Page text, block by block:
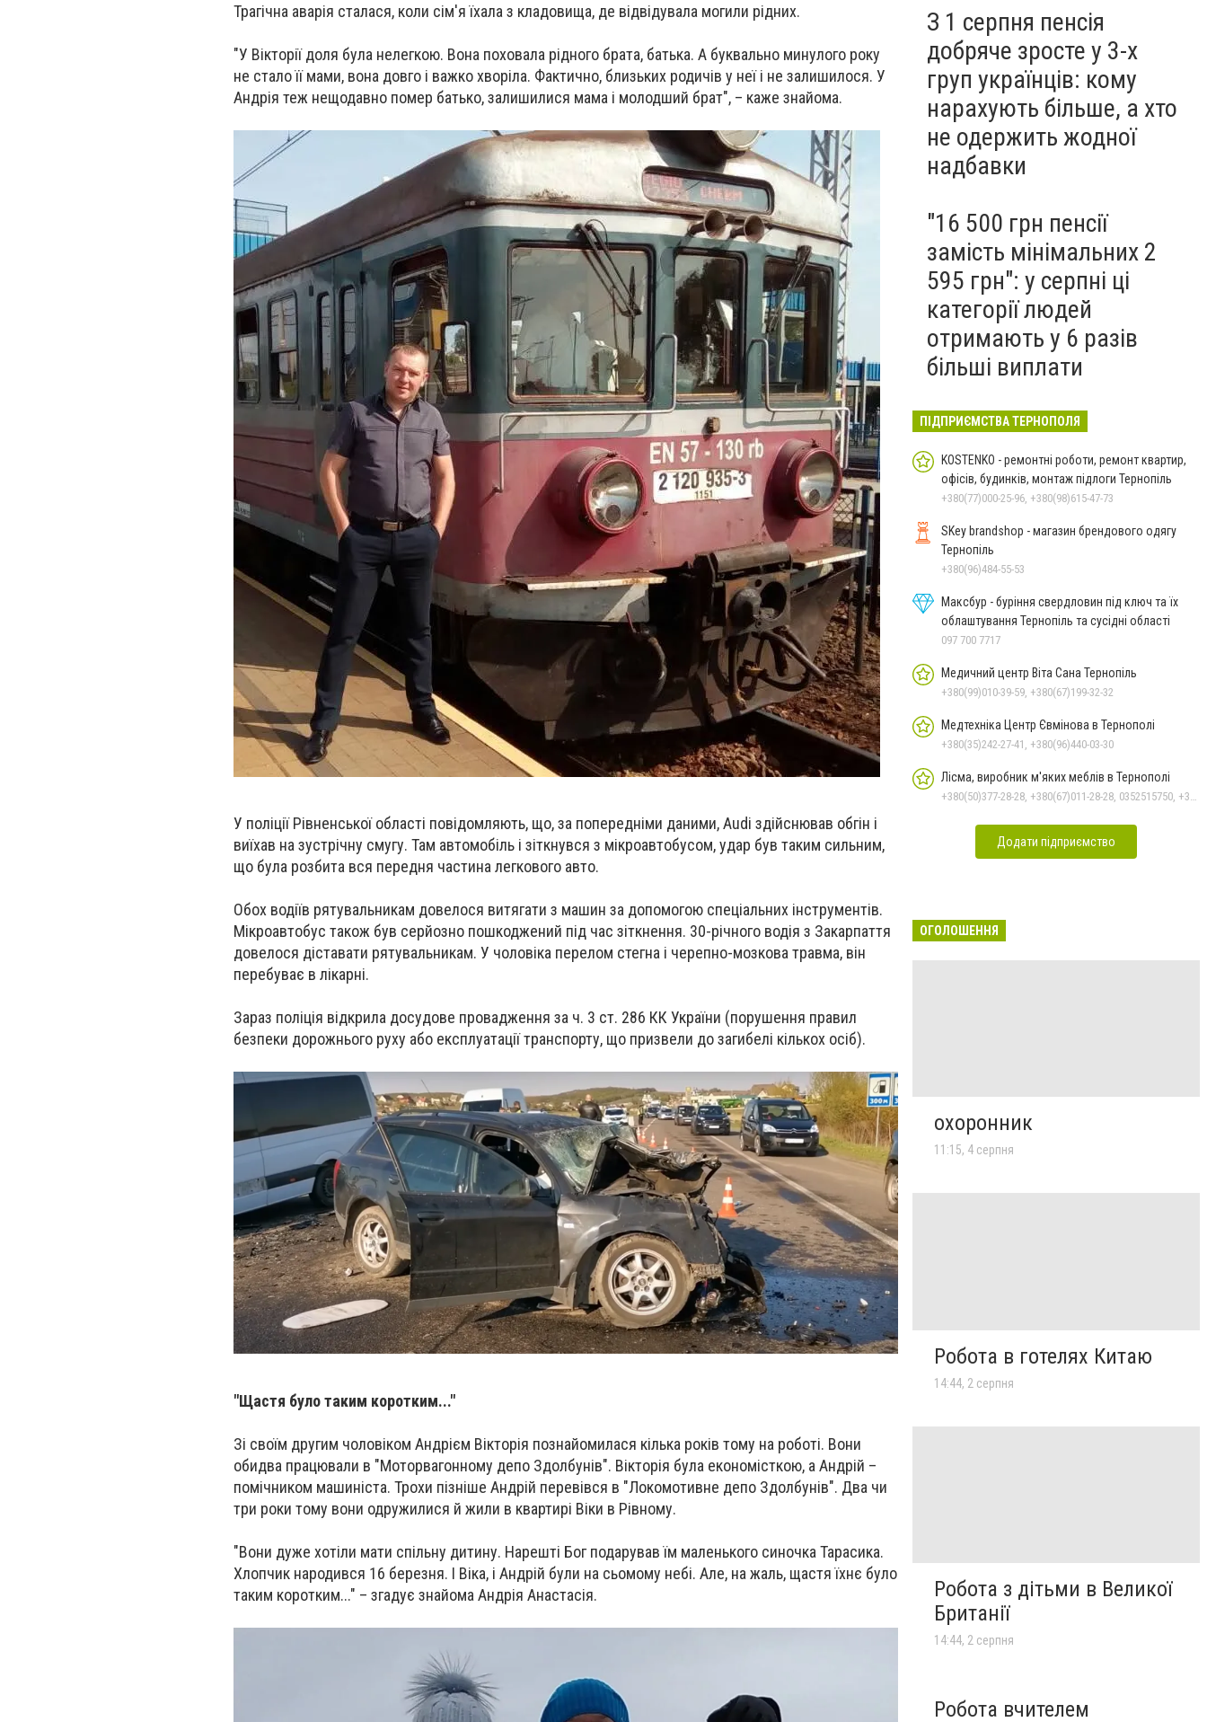
Трагічна аварія сталася, коли сім'я їхала з кладовища, де відвідувала могили рідних.
"У Вікторії доля була нелегкою. Вона поховала рідного брата, батька. А буквально минулого року
не стало її мами, вона довго і важко хворіла. Фактично, близьких родичів у неї і не залишилося. У
Андрія теж нещодавно помер батько, залишилися мама і молодший брат", – каже знайома.
У поліції Рівненської області повідомляють, що, за попередніми даними, Audi здійснював обгін і
виїхав на зустрічну смугу. Там автомобіль і зіткнувся з мікроавтобусом, удар був таким сильним,
що була розбита вся передня частина легкового авто.
Обох водіїв рятувальникам довелося витягати з машин за допомогою спеціальних інструментів.
Мікроавтобус також був серйозно пошкоджений під час зіткнення. 30-річного водія з Закарпаття
довелося діставати рятувальникам. У чоловіка перелом стегна і черепно-мозкова травма, він
перебуває в лікарні.
Зараз поліція відкрила досудове провадження за ч. 3 ст. 286 КК України (порушення правил
безпеки дорожнього руху або експлуатації транспорту, що призвели до загибелі кількох осіб).
"Щастя було таким коротким..."
Зі своїм другим чоловіком Андрієм Вікторія познайомилася кілька років тому на роботі. Вони
обидва працювали в "Моторвагонному депо Здолбунів". Вікторія була економісткою, а Андрій –
помічником машиніста. Трохи пізніше Андрій перевівся в "Локомотивне депо Здолбунів". Два чи
три роки тому вони одружилися й жили в квартирі Віки в Рівному.
"Вони дуже хотіли мати спільну дитину. Нарешті Бог подарував їм маленького синочка Тарасика.
Хлопчик народився 16 березня. І Віка, і Андрій були на сьомому небі. Але, на жаль, щастя їхнє було
таким коротким..." – згадує знайома Андрія Анастасія.
З 1 серпня пенсія
добряче зросте у 3-х
груп українців: кому
нарахують більше, а хто
не одержить жодної
надбавки
"16 500 грн пенсії
замість мінімальних 2
595 грн": у серпні ці
категорії людей
отримають у 6 разів
більші виплати
ПІДПРИЄМСТВА ТЕРНОПОЛЯ
KOSTENKO - ремонтні роботи, ремонт квартир,
офісів, будинків, монтаж підлоги Тернопіль
+380(77)000-25-96, +380(98)615-47-73
SKey brandshop - магазин брендового одягу
Тернопіль
+380(96)484-55-53
Максбур - буріння свердловин під ключ та їх
облаштування Тернопіль та сусідні області
097 700 7717
Медичний центр Віта Сана Тернопіль
+380(99)010-39-59, +380(67)199-32-32
Медтехніка Центр Євмінова в Тернополі
+380(35)242-27-41, +380(96)440-03-30
Лісма, виробник м'яких меблів в Тернополі
+380(50)377-28-28, +380(67)011-28-28, 0352515750, +380(50)313-28-28, +380(50)338-27-33, +380(50)377-67-87
Додати підприємство
ОГОЛОШЕННЯ
охоронник
11:15, 4 серпня
Робота в готелях Китаю
14:44, 2 серпня
Робота з дітьми в Великої
Британії
14:44, 2 серпня
Робота вчителем